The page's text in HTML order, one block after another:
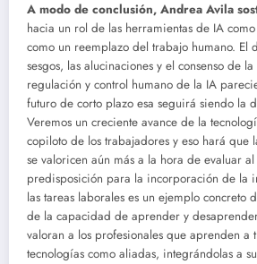
A modo de conclusión, Andrea Avila
hacia un rol de las herramientas de IA
como un reemplazo del trabajo humano. El
sesgos, las alucinaciones y el consenso de
regulación y control humano de la IA
futuro de corto plazo esa seguirá siendo la
Veremos un creciente avance de la
copiloto de los trabajadores y eso hará que
se valoricen aún más a la hora de evaluar al
predisposición para la incorporación de la
las tareas laborales es un ejemplo concreto
de la capacidad de aprender y
valoran a los profesionales que aprenden a
tecnologías como aliadas, integrándolas a